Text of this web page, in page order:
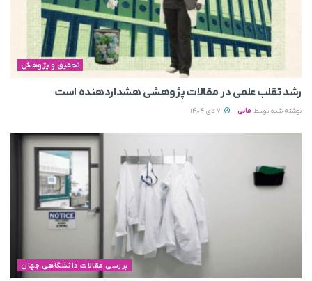
تحقیق و پژوهش
رشد تقلب علمی در مقالات پژوهشی هشداردهنده است
نوشته شده توسط مانی
بررسی مقالات دانشگاهی جهان